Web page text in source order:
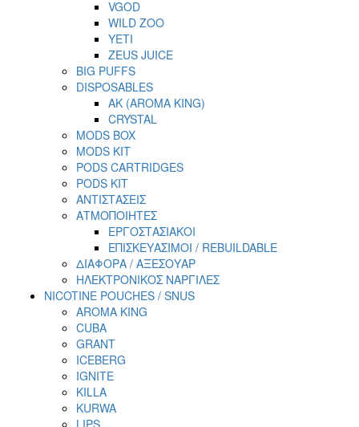
VGOD
WILD ZOO
YETI
ZEUS JUICE
BIG PUFFS
DISPOSABLES
AK (AROMA KING)
CRYSTAL
MODS BOX
MODS KIT
PODS CARTRIDGES
PODS KIT
ΑΝΤΙΣΤΑΣΕΙΣ
ΑΤΜΟΠΟΙΗΤΕΣ
ΕΡΓΟΣΤΑΣΙΑΚΟΙ
ΕΠΙΣΚΕΥΑΣΙΜΟΙ / REBUILDABLE
ΔΙΑΦΟΡΑ / ΑΞΕΣΟΥΑΡ
ΗΛΕΚΤΡΟΝΙΚΟΣ ΝΑΡΓΙΛΕΣ
NICOTINE POUCHES / SNUS
AROMA KING
CUBA
GRANT
ICEBERG
IGNITE
KILLA
KURWA
LIPS